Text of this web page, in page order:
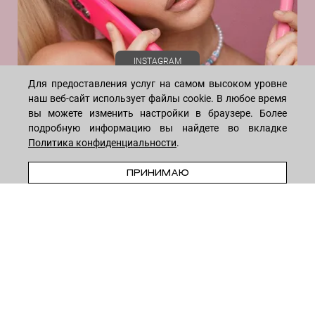
Энзимы
Яблочная кислота
INSTAGRAM
WHATSAPP TELEGRAM VK
* Meta признана экстремистской организацией и запрещена на
Для предоставления услуг на самом высоком уровне
наш веб-сайт использует файлы cookie. В любое время
вы можете изменить настройки в браузере. Более
подробную информацию вы найдете во вкладке
Политика конфиденциальности.
ПРИНИМАЮ